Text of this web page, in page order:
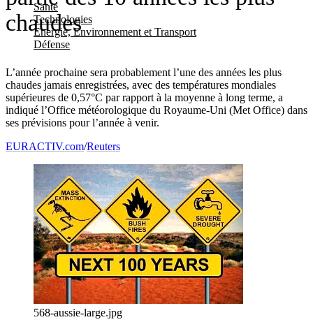
Santé
Technologies
Energie, Environnement et Transport
Défense
chaudes
L’année prochaine sera probablement l’une des années les plus
chaudes jamais enregistrées, avec des températures mondiales
supérieures de 0,57°C par rapport à la moyenne à long terme, a
indiqué l’Office météorologique du Royaume-Uni (Met Office) dans
ses prévisions pour l’année à venir.
EURACTIV.com/Reuters
568-aussie-large.jpg